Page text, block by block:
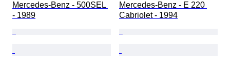
Mercedes-Benz - 500SEL
- 1989
Mercedes-Benz - E 220
Cabriolet - 1994